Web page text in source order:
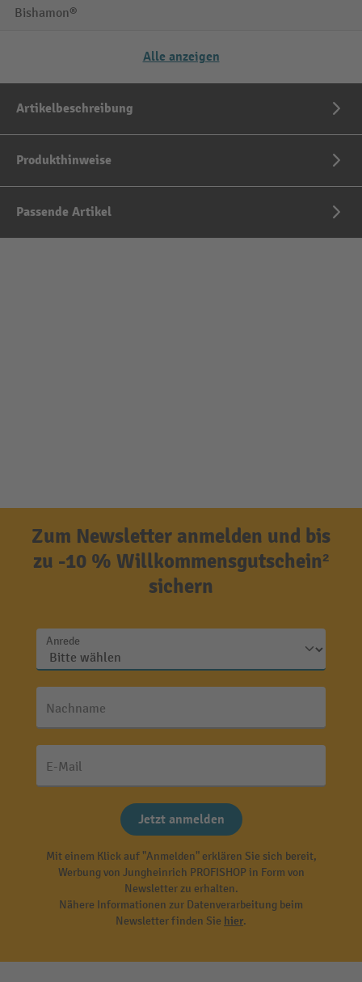
Bishamon®
Alle anzeigen
Artikelbeschreibung
Produkthinweise
Passende Artikel
Zum Newsletter anmelden und bis
zu -10 % Willkommensgutschein²
sichern
Anrede
Nachname
E-Mail
Jetzt anmelden
Mit einem Klick auf "Anmelden" erklären Sie sich bereit,
Werbung von Jungheinrich PROFISHOP in Form von
Newsletter zu erhalten.
Nähere Informationen zur Datenverarbeitung beim
Newsletter finden Sie hier.